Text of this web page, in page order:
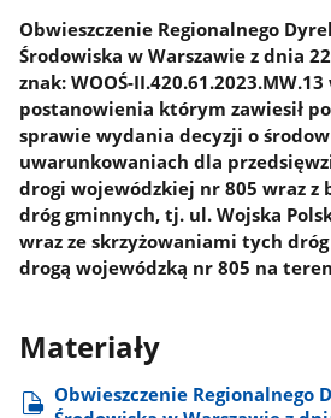
Obwieszczenie Regionalnego
Środowiska w Warszawie z dnia
znak: WOOŚ-
postanowienia którym zawiesił
sprawie wydania decyzji o
uwarunkowaniach dla
drogi wojewódzkiej nr 805 wraz z
dróg gminnych, tj. ul. Wojska
wraz ze skrzyżowaniami tych
drogą wojewódzką nr 805 na
Materiały
Obwieszczenie Regionalnego